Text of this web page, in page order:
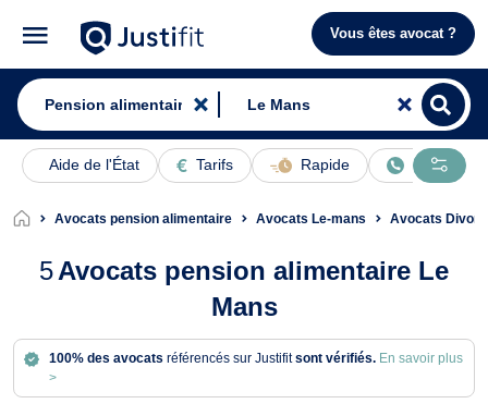
Vous êtes avocat ?
Aide de l'État Tarifs Rapide En ligne
Avocats pension alimentaire Avocats Le-mans Avocats
5Avocats pension alimentaire Le
Mans
100% des avocats référencés sur Justifitsont vérifiés. En savoir plus
>